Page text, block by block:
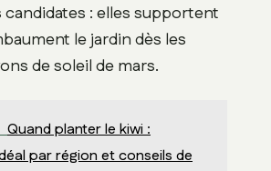
candidates : elles supportent
le jardin dès les
de soleil de mars.
Quand planter le kiwi :
par région et conseils de